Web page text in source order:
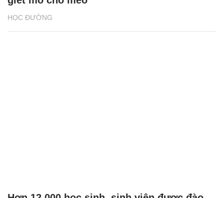
HỌC ĐƯỜNG